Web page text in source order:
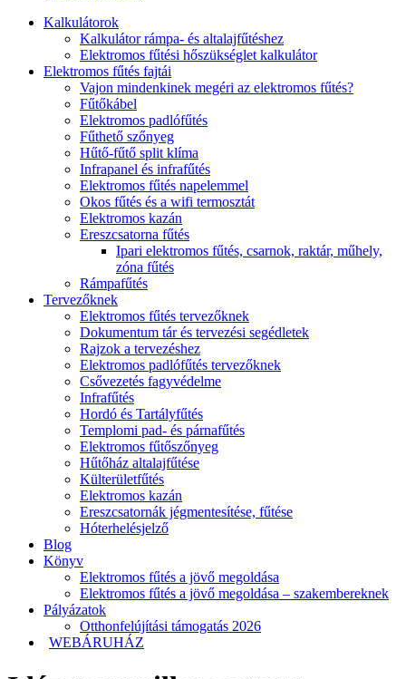
Kalkulátorok
Kalkulátor rámpa- és altalajfűtéshez
Elektromos fűtési hőszükséglet kalkulátor
Elektromos fűtés fajtái
Vajon mindenkinek megéri az elektromos fűtés?
Fűtőkábel
Elektromos padlófűtés
Fűthető szőnyeg
Hűtő-fűtő split klíma
Infrapanel és infrafűtés
Elektromos fűtés napelemmel
Okos fűtés és a wifi termosztát
Elektromos kazán
Ereszcsatorna fűtés
Ipari elektromos fűtés, csarnok, raktár, műhely,
zóna fűtés
Rámpafűtés
Tervezőknek
Elektromos fűtés tervezőknek
Dokumentum tár és tervezési segédletek
Rajzok a tervezéshez
Elektromos padlófűtés tervezőknek
Csővezetés fagyvédelme
Infrafűtés
Hordó és Tartályfűtés
Templomi pad- és párnafűtés
Elektromos fűtőszőnyeg
Hűtőház altalajfűtése
Külterületfűtés
Elektromos kazán
Ereszcsatornák jégmentesítése, fűtése
Hóterhelésjelző
Blog
Könyv
Elektromos fűtés a jövő megoldása
Elektromos fűtés a jövő megoldása – szakembereknek
Pályázatok
Otthonfelújítási támogatás 2026
WEBÁRUHÁZ